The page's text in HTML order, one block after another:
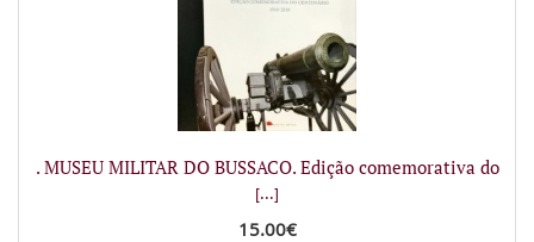
. MUSEU MILITAR DO BUSSACO. Edição comemorativa do
[...]
15.00€